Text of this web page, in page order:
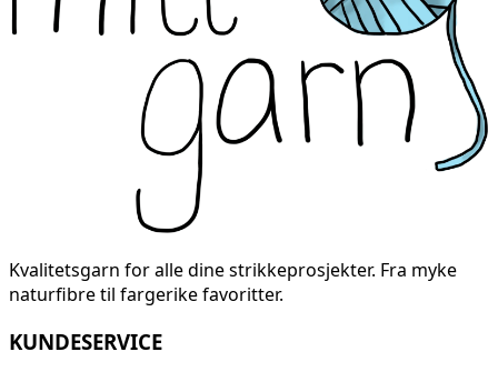
Kvalitetsgarn for alle dine strikkeprosjekter. Fra myke
naturfibre til fargerike favoritter.
KUNDESERVICE